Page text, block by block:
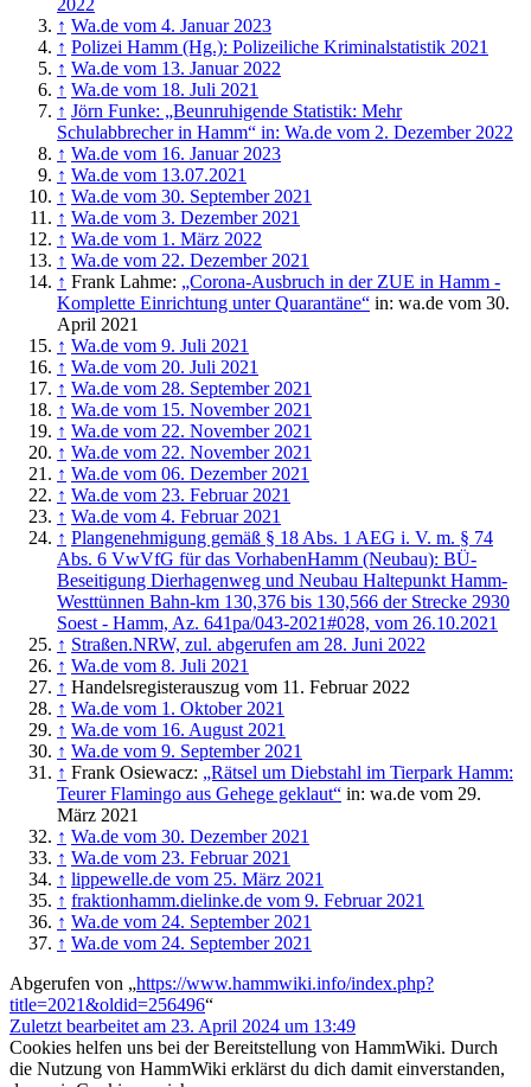
2022
↑ Wa.de vom 4. Januar 2023
↑ Polizei Hamm (Hg.): Polizeiliche Kriminalstatistik 2021
↑ Wa.de vom 13. Januar 2022
↑ Wa.de vom 18. Juli 2021
↑ Jörn Funke: „Beunruhigende Statistik: Mehr
Schulabbrecher in Hamm“ in: Wa.de vom 2. Dezember 2022
↑ Wa.de vom 16. Januar 2023
↑ Wa.de vom 13.07.2021
↑ Wa.de vom 30. September 2021
↑ Wa.de vom 3. Dezember 2021
↑ Wa.de vom 1. März 2022
↑ Wa.de vom 22. Dezember 2021
↑ Frank Lahme: „Corona-Ausbruch in der ZUE in Hamm -
Komplette Einrichtung unter Quarantäne“ in: wa.de vom 30.
April 2021
↑ Wa.de vom 9. Juli 2021
↑ Wa.de vom 20. Juli 2021
↑ Wa.de vom 28. September 2021
↑ Wa.de vom 15. November 2021
↑ Wa.de vom 22. November 2021
↑ Wa.de vom 22. November 2021
↑ Wa.de vom 06. Dezember 2021
↑ Wa.de vom 23. Februar 2021
↑ Wa.de vom 4. Februar 2021
↑ Plangenehmigung gemäß § 18 Abs. 1 AEG i. V. m. § 74
Abs. 6 VwVfG für das VorhabenHamm (Neubau): BÜ-
Beseitigung Dierhagenweg und Neubau Haltepunkt Hamm-
Westtünnen Bahn-km 130,376 bis 130,566 der Strecke 2930
Soest - Hamm, Az. 641pa/043-2021#028, vom 26.10.2021
↑ Straßen.NRW, zul. abgerufen am 28. Juni 2022
↑ Wa.de vom 8. Juli 2021
↑ Handelsregisterauszug vom 11. Februar 2022
↑ Wa.de vom 1. Oktober 2021
↑ Wa.de vom 16. August 2021
↑ Wa.de vom 9. September 2021
↑ Frank Osiewacz: „Rätsel um Diebstahl im Tierpark Hamm:
Teurer Flamingo aus Gehege geklaut“ in: wa.de vom 29.
März 2021
↑ Wa.de vom 30. Dezember 2021
↑ Wa.de vom 23. Februar 2021
↑ lippewelle.de vom 25. März 2021
↑ fraktionhamm.dielinke.de vom 9. Februar 2021
↑ Wa.de vom 24. September 2021
↑ Wa.de vom 24. September 2021
Abgerufen von „https://www.hammwiki.info/index.php?
title=2021&oldid=256496“
Zuletzt bearbeitet am 23. April 2024 um 13:49
Cookies helfen uns bei der Bereitstellung von HammWiki. Durch
die Nutzung von HammWiki erklärst du dich damit einverstanden,